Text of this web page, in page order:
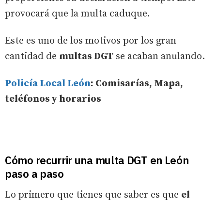
provocará que la multa caduque.
Este es uno de los motivos por los gran
cantidad de multas DGT se acaban anulando.
Policía Local León: Comisarías, Mapa,
teléfonos y horarios
Cómo recurrir una multa DGT en León
paso a paso
Lo primero que tienes que saber es que el